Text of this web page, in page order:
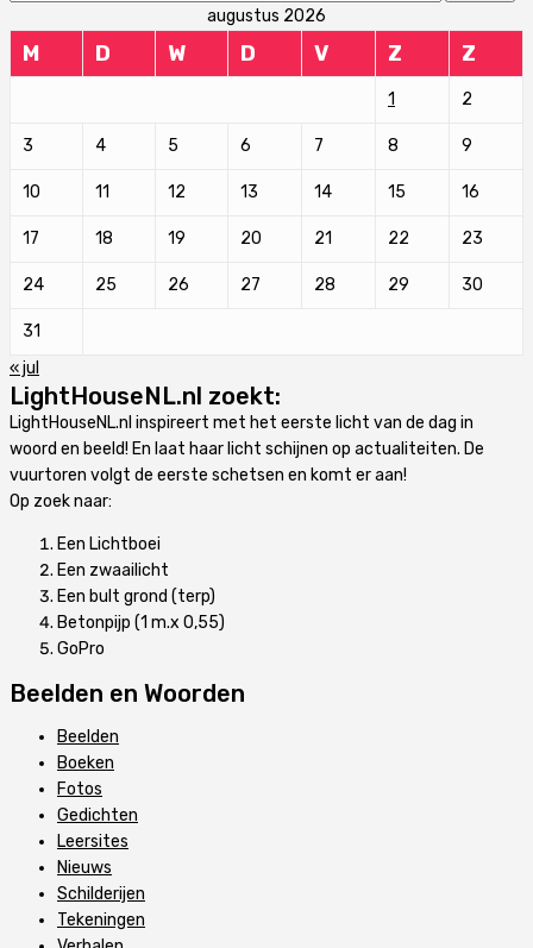
augustus 2026
M D W D V Z Z
1 2
3 4 5 6 7 8 9
10 11 12 13 14 15 16
17 18 19 20 21 22 23
24 25 26 27 28 29 30
31
« jul
LightHouseNL.nl zoekt:
LightHouseNL.nl inspireert met het eerste licht van de dag in
woord en beeld! En laat haar licht schijnen op actualiteiten. De
vuurtoren volgt de eerste schetsen en komt er aan!
Op zoek naar:
Een Lichtboei
Een zwaailicht
Een bult grond (terp)
Betonpijp (1 m.x 0,55)
GoPro
Beelden en Woorden
Beelden
Boeken
Fotos
Gedichten
Leersites
Nieuws
Schilderijen
Tekeningen